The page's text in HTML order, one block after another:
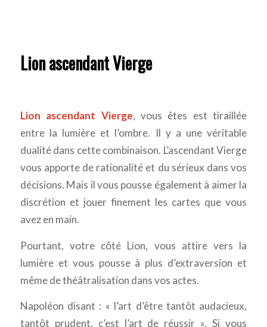
Lion ascendant Vierge
Lion ascendant Vierge, vous êtes est tiraillée
entre la lumière et l’ombre. Il y a une véritable
dualité dans cette combinaison. L’ascendant Vierge
vous apporte de rationalité et du sérieux dans vos
décisions. Mais il vous pousse également à aimer la
discrétion et jouer finement les cartes que vous
avez en main.
Pourtant, votre côté Lion, vous attire vers la
lumière et vous pousse à plus d’extraversion et
même de théâtralisation dans vos actes.
Napoléon disant : « l’art d’être tantôt audacieux,
tantôt prudent, c’est l’art de réussir ». Si vous